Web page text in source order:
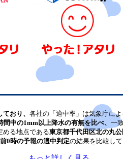
おり、 各社の「適中率」は気象庁に
間中の1mm以上降水の有無を比べ、 一
る地点である東京都千代田区北の丸公
0時の予報の適中判定の結果を比較して